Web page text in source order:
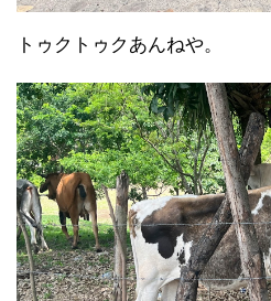
トゥクトゥクあんねや。